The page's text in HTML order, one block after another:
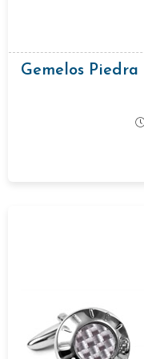
Gemelos Piedra